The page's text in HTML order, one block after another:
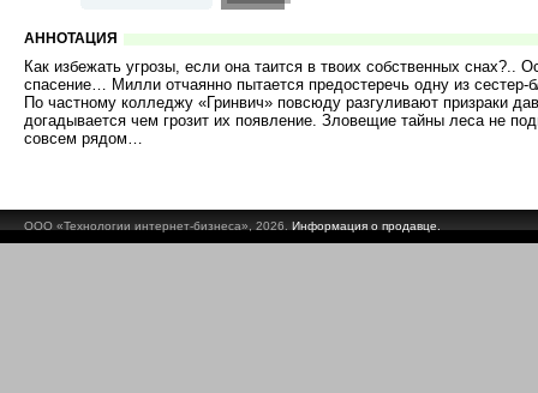
АННОТАЦИЯ
Как избежать угрозы, если она таится в твоих собственных снах?..
спасение… Милли отчаянно пытается предостеречь одну из сестер-
По частному колледжу «Гринвич» повсюду разгуливают призраки
догадывается чем грозит их появление. Зловещие тайны леса не
совсем рядом…
ООО «Технологии интернет-бизнеса», 2026. Информация о продавце.